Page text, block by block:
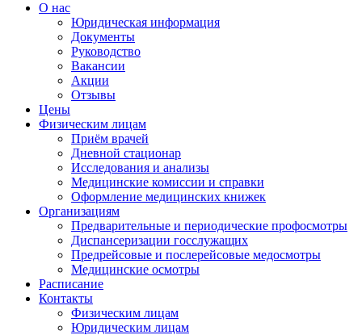
О нас
Юридическая информация
Документы
Руководство
Вакансии
Акции
Отзывы
Цены
Физическим лицам
Приём врачей
Дневной стационар
Исследования и анализы
Медицинские комиссии и справки
Оформление медицинских книжек
Организациям
Предварительные и периодические профосмотры
Диспансеризации госслужащих
Предрейсовые и послерейсовые медосмотры
Медицинские осмотры
Расписание
Контакты
Физическим лицам
Юридическим лицам